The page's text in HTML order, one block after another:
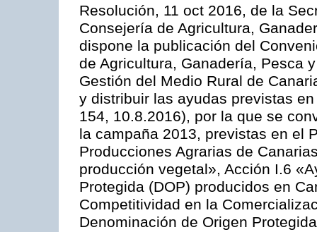
Resolución, 11 oct 2016, de la
Consejería de Agricultura,
dispone la publicación del
de Agricultura, Ganadería, Pesca
Gestión del Medio Rural de
y distribuir las ayudas previstas
154, 10.8.2016), por la que se
la campaña 2013, previstas en el
Producciones Agrarias de
producción vegetal», Acción I.6
Protegida (DOP) producidos en
Competitividad en la
Denominación de Origen